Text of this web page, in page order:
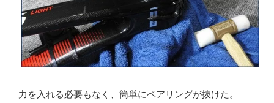
力を入れる必要もなく、簡単にベアリングが抜けた。